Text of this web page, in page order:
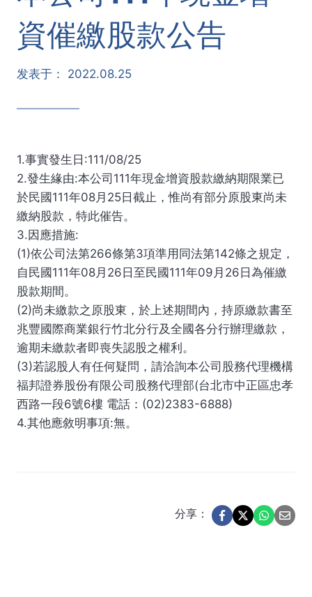
資催繳股款公告
发表于： 2022.08.25
1.事實發生日:111/08/25
2.發生緣由:本公司111年現金增資股款繳納期限業已
於民國111年08月25日截止，惟尚有部分原股東尚未
繳納股款，特此催告。
3.因應措施:
(1)依公司法第266條第3項準用同法第142條之規定，
自民國111年08月26日至民國111年09月26日為催繳
股款期間。
(2)尚未繳款之原股東，於上述期間內，持原繳款書至
兆豐國際商業銀行竹北分行及全國各分行辦理繳款，
逾期未繳款者即喪失認股之權利。
(3)若認股人有任何疑問，請洽詢本公司股務代理機構
福邦證券股份有限公司股務代理部(台北市中正區忠孝
西路一段6號6樓 電話：(02)2383-6888)
4.其他應敘明事項:無。
分享：